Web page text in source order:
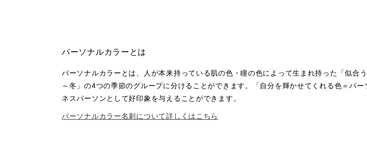
パーソナルカラーとは
パーソナルカラーとは、人が本来持っている肌の色・瞳の色によって生まれ持った「似
～冬」の4つの季節のグループに分けることができます。「自分を輝かせてくれる色＝パ
ネスパーソンとして好印象を与えることができます。
パーソナルカラー名刺について詳しくはこちら